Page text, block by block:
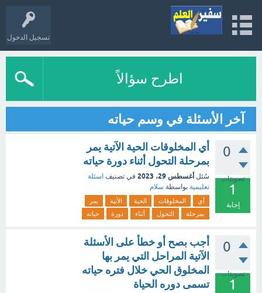
تسجيل الدخول
اطرح سؤالاً
آخر الأسئلة في وسم حياته
0
تصويتات
1
إجابة
أي المخلوقات الحية الآتية يمر
بمرحلة التحول أثناء دورة حياته
سُئل أغسطس 29، 2023 في تصنيف اسئلة
تعليمية بواسطة سلام
أي المخلوقات الحية الآتية
يمر
بمرحلة
التحول أثناء دورة حياته
0
تصويتات
1
أجب بصح أو خطأ على الأسئلة
الآتية المراحل التي يمر بها
المخلوق الحي خلال فتره حياته
تسمى دوره الحياة